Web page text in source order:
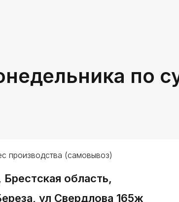
производства (самовывоз)
Брестская область,
ул Свердлова 165ж
по